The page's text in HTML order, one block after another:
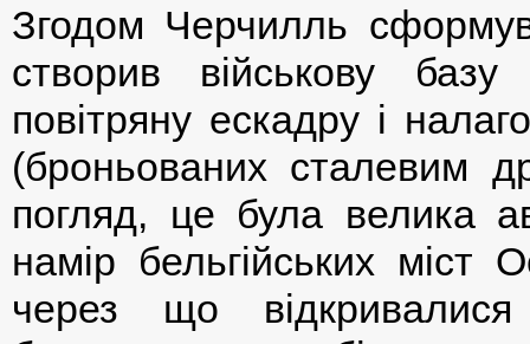
Згодом Черчилль
створив військову
повітряну ескадру і
(броньованих сталевим
погляд, це була велика
намір бельгійських міст
через що